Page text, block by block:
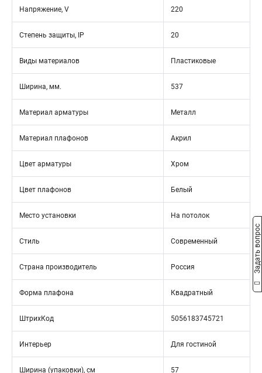
Напряжение, V 220
Степень защиты, IP 20
Виды материалов Пластиковые
Ширина, мм. 537
Материал арматуры Металл
Материал плафонов Акрил
Цвет арматуры Хром
Цвет плафонов Белый
Место установки На потолок
Стиль Современный
Страна производитель Россия
Форма плафона Квадратный
ШтрихКод 5056183745721
Интерьер Для гостиной
Ширина (упаковки), см 57
Задать вопрос